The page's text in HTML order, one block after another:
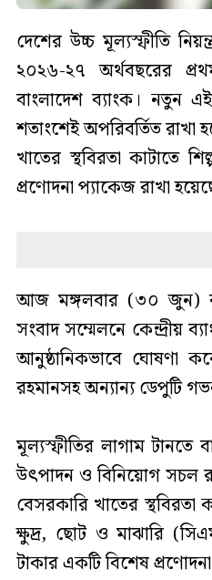
দেশের উচ্চ মূল্যস্ফীতি
২০২৬-২৭ অর্থবছরের
বাংলাদেশ ব্যাংক। নতুন
শতাংশেই অপরিবর্তিত রাখা
খাতের স্থবিরতা
প্রণোদনা প্যাকেজ রাখা
আজ মঙ্গলবার (৩০ জুন)
সংবাদ সম্মেলনে কেন্দ্রীয়
আনুষ্ঠানিকভাবে ঘোষণা
রহমানসহ অন্যান্য ডেপুটি
মূল্যস্ফীতির লাগাম টানতে
উৎপাদন ও বিনিয়োগ সচল
বেসরকারি খাতের স্থবিরতা
ক্ষুদ্র, ছোট ও মাঝারি
টাকার একটি বিশেষ